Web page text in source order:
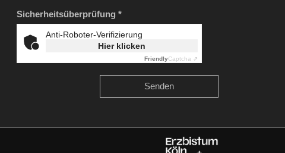
Sicherheitsüberprüfung *
Anti-Roboter-Verifizierung
Hier klicken
FriendlyCaptcha ⇗